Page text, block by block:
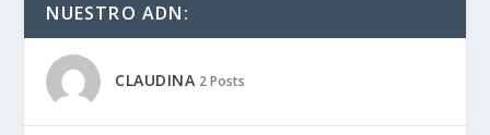
NUESTRO ADN:
CLAUDINA 2 Posts